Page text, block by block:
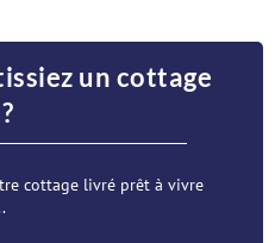
un cottage
?
cottage livré prêt à vivre